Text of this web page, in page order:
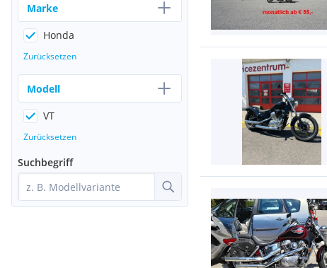
Marke
Honda
Zurücksetzen
Modell
VT
Zurücksetzen
Suchbegriff